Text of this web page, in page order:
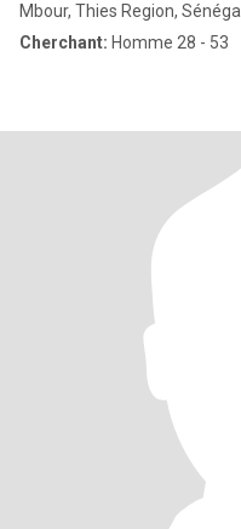
Mbour, Thies Region, Sénégal
Cherchant: Homme 28 - 53